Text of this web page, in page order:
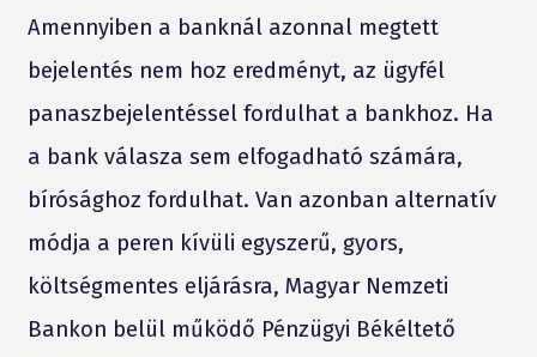
Amennyiben a banknál azonnal megtett
bejelentés nem hoz eredményt, az ügyfél
panaszbejelentéssel fordulhat a bankhoz. Ha
a bank válasza sem elfogadható számára,
bírósághoz fordulhat. Van azonban alternatív
módja a peren kívüli egyszerű, gyors,
költségmentes eljárásra, Magyar Nemzeti
Bankon belül működő Pénzügyi Békéltető